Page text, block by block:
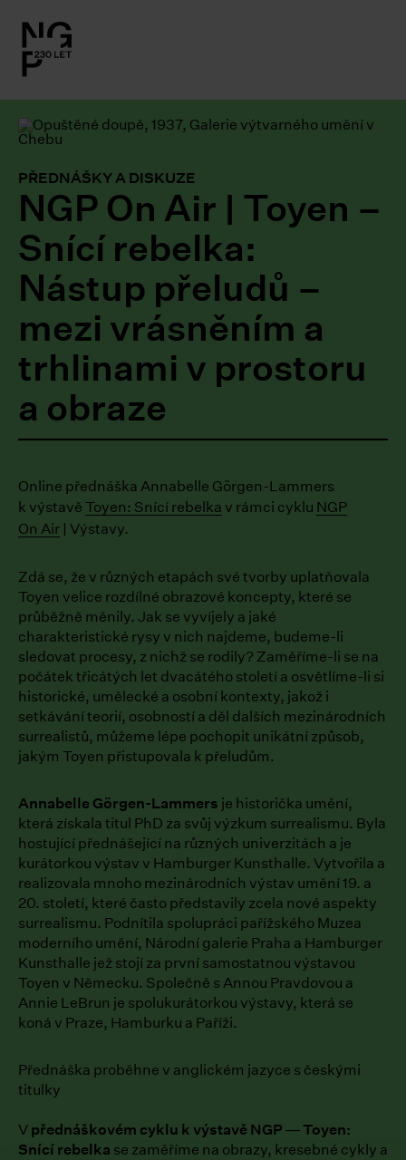
PŘEDNÁŠKY A DISKUZE
NGP On Air | Toyen –
Snící rebelka:
Nástup přeludů –
mezi vrásněním a
trhlinami v prostoru
a obraze
Online přednáška Annabelle Görgen-Lammers
k výstavě Toyen: Snící rebelka v rámci cyklu NGP
On Air | Výstavy.
Zdá se, že v různých etapách své tvorby uplatňovala
Toyen velice rozdílné obrazové koncepty, které se
průběžně měnily. Jak se vyvíjely a jaké
charakteristické rysy v nich najdeme, budeme-li
sledovat procesy, z nichž se rodily? Zaměříme-li se na
počátek třicátých let dvacátého století a osvětlíme-li si
historické, umělecké a osobní kontexty, jakož i
setkávání teorií, osobností a děl dalších mezinárodních
surrealistů, můžeme lépe pochopit unikátní způsob,
jakým Toyen přistupovala k přeludům.
Annabelle Görgen-Lammers je historička umění,
která získala titul PhD za svůj výzkum surrealismu. Byla
hostující přednášející na různých univerzitách a je
kurátorkou výstav v Hamburger Kunsthalle. Vytvořila a
realizovala mnoho mezinárodních výstav umění 19. a
20. století, které často představily zcela nové aspekty
surrealismu. Podnítila spolupráci pařížského Muzea
moderního umění, Národní galerie Praha a Hamburger
Kunsthalle jež stojí za první samostatnou výstavou
Toyen v Německu. Společně s Annou Pravdovou a
Annie LeBrun je spolukurátorkou výstavy, která se
koná v Praze, Hamburku a Paříži.
Přednáška proběhne v anglickém jazyce s českými
titulky
V přednáškovém cyklu k výstavě NGP ― Toyen:
Snící rebelka se zaměříme na obrazy, kresebné cykly a